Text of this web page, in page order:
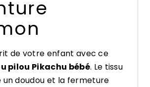
de votre enfant avec ce
pilou Pikachu bébé. Le tissu
un doudou et la fermeture